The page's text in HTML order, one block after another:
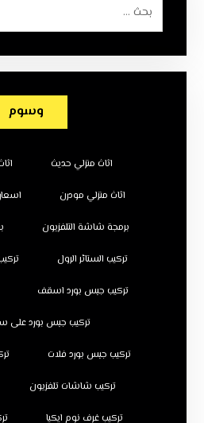
وسوم
اثاث منزلي حديث
اثاث منزلي مودرن
برمجة شاشة التلفزيون
تركيب الستائر الرول
تركيب جبس بورد اسقف
تركيب جبس بورد
تركيب جبس بورد فلات
تركيب شاشات تلفزيون
تركيب غرف نوم ايكيا